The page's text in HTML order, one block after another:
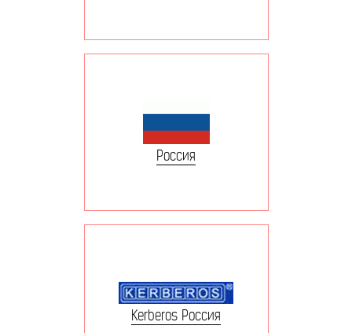
Россия
Kerberos Россия